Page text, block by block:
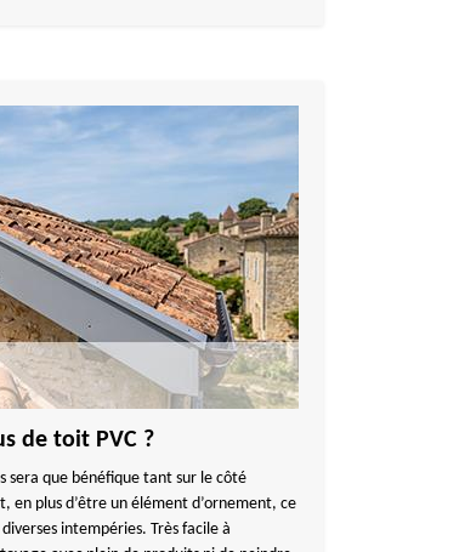
de toit PVC ?
sera que bénéfique tant sur le côté
plus d’être un élément d’ornement, ce
intempéries. Très facile à